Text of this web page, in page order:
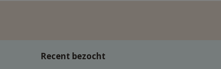
Recent bezocht